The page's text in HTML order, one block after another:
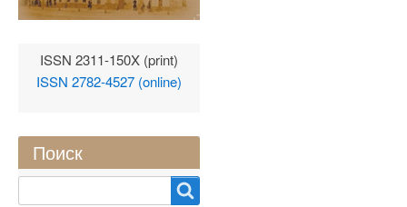
ISSN 2311-150X (print)
ISSN 2782-4527 (online)
Поиск